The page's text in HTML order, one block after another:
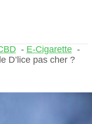
E-Cigarette
D’lice pas cher ?